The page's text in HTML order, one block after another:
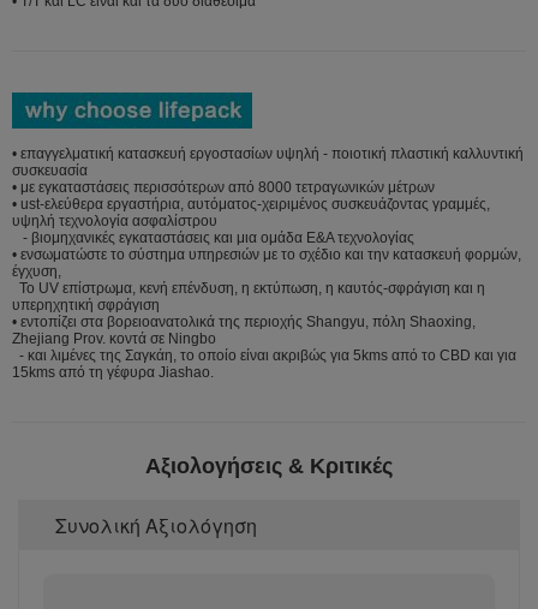
• επαγγελματική κατασκευή εργοστασίων υψηλή - ποιοτική πλαστική καλλυντική
συσκευασία
• με εγκαταστάσεις περισσότερων από 8000 τετραγωνικών μέτρων
• ust-ελεύθερα εργαστήρια, αυτόματος-χειριμένος συσκευάζοντας γραμμές,
υψηλή τεχνολογία ασφαλίστρου
- βιομηχανικές εγκαταστάσεις και μια ομάδα Ε&Α τεχνολογίας
• ενσωματώστε το σύστημα υπηρεσιών με το σχέδιο και την κατασκευή φορμών,
έγχυση,
Το UV επίστρωμα, κενή επένδυση, η εκτύπωση, η καυτός-σφράγιση και η
υπερηχητική σφράγιση
• εντοπίζει στα βορειοανατολικά της περιοχής Shangyu, πόλη Shaoxing,
Zhejiang Prov. κοντά σε Ningbo
- και λιμένες της Σαγκάη, το οποίο είναι ακριβώς για 5kms από το CBD και για
15kms από τη γέφυρα Jiashao.
Αξιολογήσεις & Κριτικές
Συνολική Αξιολόγηση